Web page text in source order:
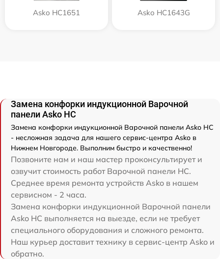
Asko HC1651 Asko HC1643G
Замена конфорки индукционной Варочной
панели Asko HC
Замена конфорки индукционной Варочной панели Asko HC
- несложная задача для нашего сервис-центра Asko в
Нижнем Новгороде. Выполним быстро и качественно!
Позвоните нам и наш мастер проконсультирует и
озвучит стоимость работ Варочной панели HC.
Среднее время ремонта устройств Asko в нашем
сервисном - 2 часа.
Замена конфорки индукционной Варочной панели
Asko HC выполняется на выезде, если не требует
специального оборудования и сложного ремонта.
Наш курьер доставит технику в сервис-центр Asko и
обратно.